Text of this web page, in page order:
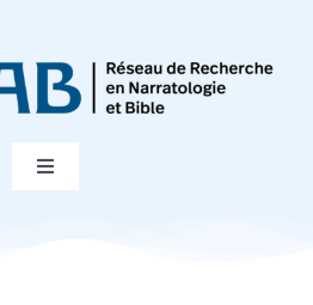
Toggle